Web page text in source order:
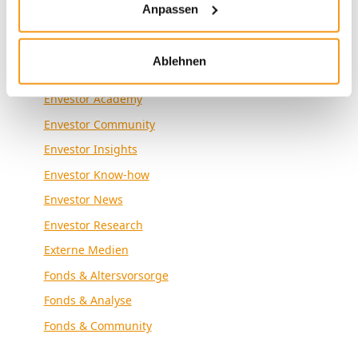
Anpassen
Ablehnen
Kategorien
Envestor Academy
Envestor Community
Envestor Insights
Envestor Know-how
Envestor News
Envestor Research
Externe Medien
Fonds & Altersvorsorge
Fonds & Analyse
Fonds & Community